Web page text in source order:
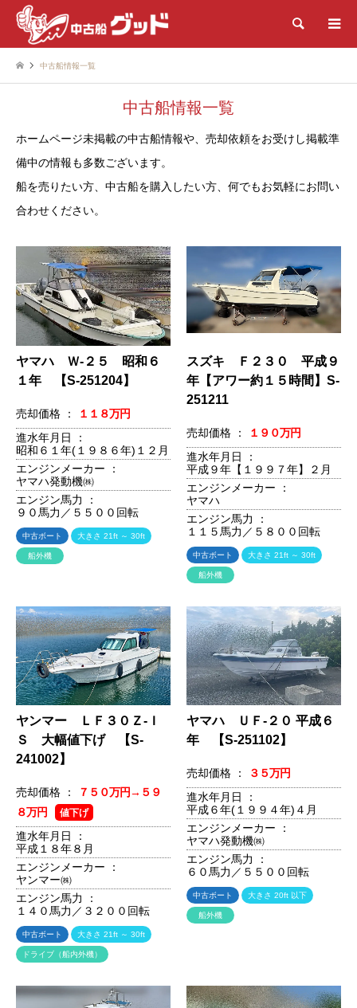
検索
中古船情報一覧
中古船情報一覧
ホームページ未掲載の中古船情報や、売却依頼をお受けし掲載準
備中の情報も多数ございます。
船を売りたい方、中古船を購入したい方、何でもお気軽にお問い
合わせください。
ヤマハ Ｗ-２５ 昭和６
１年 【S-251204】
売却価格 ：
１１８万円
進水年月日 ：
昭和６１年(１９８６年)１２月
エンジンメーカー ：
ヤマハ発動機㈱
エンジン馬力 ：
９０馬力／５５００回転
中古ボート 大きさ 21ft ～ 30ft
船外機
スズキ Ｆ２３０ 平成９
年【アワー約１５時間】S-
251211
売却価格 ：
１９０万円
進水年月日 ：
平成９年【１９９７年】２月
エンジンメーカー ：
ヤマハ
エンジン馬力 ：
１１５馬力／５８００回転
中古ボート 大きさ 21ft ～ 30ft
船外機
ヤンマー ＬＦ３０Ｚ-Ｉ
Ｓ 大幅値下げ 【S-
241002】
売却価格 ：
７５０万円→５９
８万円
値下げ
進水年月日 ：
平成１８年８月
エンジンメーカー ：
ヤンマー㈱
エンジン馬力 ：
１４０馬力／３２００回転
中古ボート 大きさ 21ft ～ 30ft
ドライブ（船内外機）
ヤマハ ＵＦ-２０ 平成６
年 【S-251102】
売却価格 ：
３５万円
進水年月日 ：
平成６年(１９９４年)４月
エンジンメーカー ：
ヤマハ発動機㈱
エンジン馬力 ：
６０馬力／５５００回転
中古ボート 大きさ 20ft 以下
船外機